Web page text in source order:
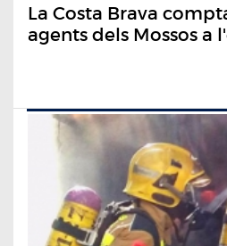
La Costa Brava
agents dels Mossos a